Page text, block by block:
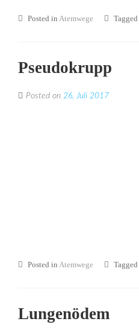
Posted in Atemwege Tagged
Pseudokrupp
Posted on 26. Juli 2017
Posted in Atemwege Tagged
Lungenödem